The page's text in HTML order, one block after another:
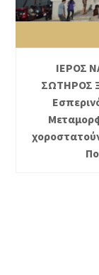
ΙΕΡΟΣ
ΣΩΤΗΡΟΣ